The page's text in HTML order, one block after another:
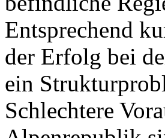
Entsprechend
der Erfolg bei
ein
Schlechtere